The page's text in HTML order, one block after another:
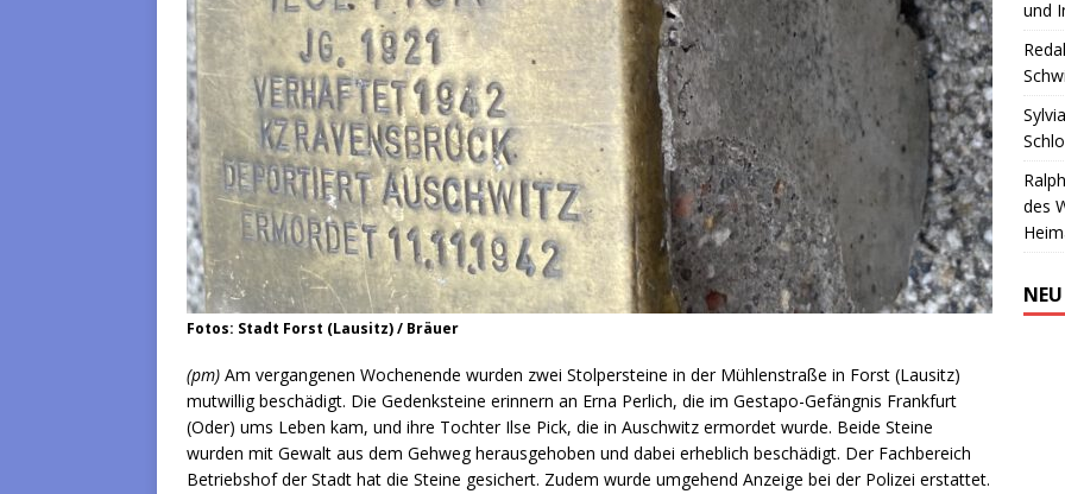
Fotos: Stadt Forst (Lausitz) / Bräuer
(pm) Am vergangenen Wochenende wurden zwei Stolpersteine in der Mühlenstraße in Forst (Lausitz)
mutwillig beschädigt. Die Gedenksteine erinnern an Erna Perlich, die im Gestapo-Gefängnis Frankfurt
(Oder) ums Leben kam, und ihre Tochter Ilse Pick, die in Auschwitz ermordet wurde. Beide Steine
wurden mit Gewalt aus dem Gehweg herausgehoben und dabei erheblich beschädigt. Der Fachbereich
Betriebshof der Stadt hat die Steine gesichert. Zudem wurde umgehend Anzeige bei der Polizei erstattet.
und
Sylvia
des